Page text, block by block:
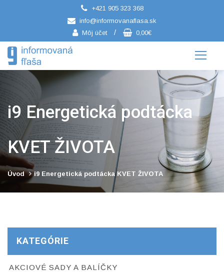
+421 905 323 368
info@informovanaflasa.sk
Môj účet
/ 0,00€
i9 Energetická podtácka
KVET ŽIVOTA
Úvod i9 Energetická podtácka KVET ŽIVOTA
KATEGÓRIE
AKCIOVÉ SADY A BALÍČKY